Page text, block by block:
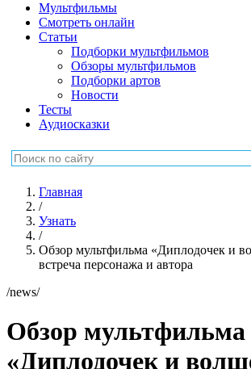
Мультфильмы
Смотреть онлайн
Статьи
Подборки мультфильмов
Обзоры мультфильмов
Подборки артов
Новости
Тесты
Аудиосказки
Главная
/
Узнать
/
Обзор мультфильма «Диплодочек и
встреча персонажа и автора
/news/
Обзор мультфильма
«Диплодочек и